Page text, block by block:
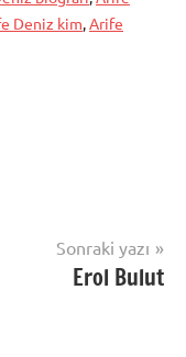
Deniz kim,Arife
Sonraki yazı
Erol Bulut